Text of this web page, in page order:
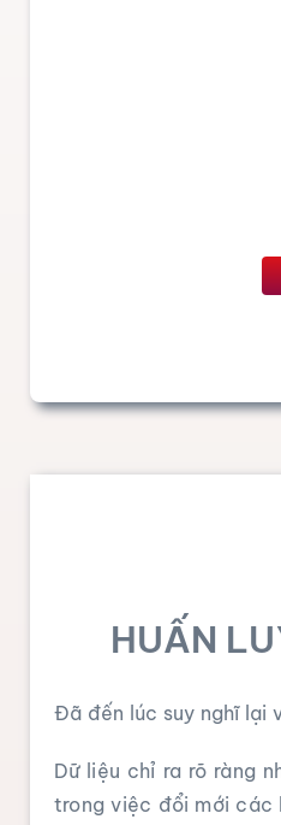
HUẤN
Đã đến lúc suy nghĩ lại
Dữ liệu chỉ ra rõ ràng
trong việc đổi mới